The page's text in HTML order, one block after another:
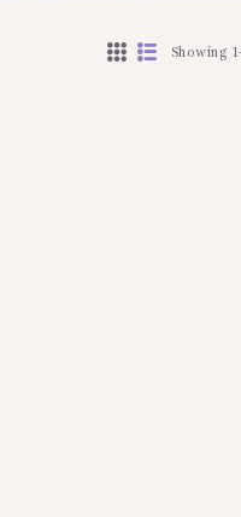
Showing